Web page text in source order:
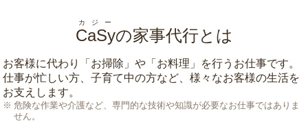
CaSy
カジー
の家事代行とは
お客様に代わり「 お掃除 」や「 お料理 」を行うお仕事です。
仕事が忙しい方、子育て中の方など、様々なお客様の生活を
お支えします。
危険な作業や介護など、専門的な技術や知識が必要なお仕事ではありま
せん。